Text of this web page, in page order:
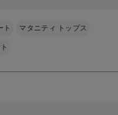
ト マタニティ トップス